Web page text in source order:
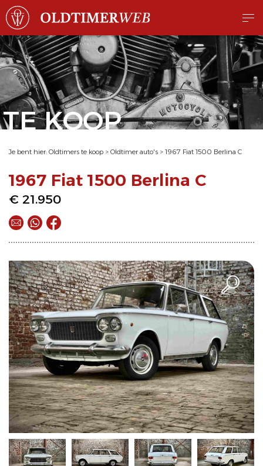
TE KOOP
Je bent hier: Oldtimers te koop > Oldtimer auto's > 1967 Fiat 1500 Berlina C
1967 Fiat 1500 Berlina C
€ 21.950